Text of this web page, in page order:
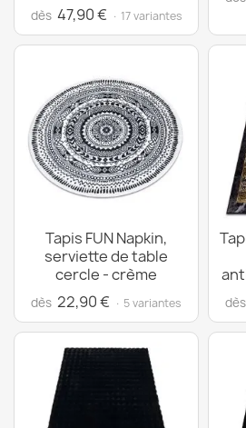
dès 47,90 € · 17 variantes
Tapis FUN Napkin,
serviette de table
cercle - crème
dès 22,90 € · 5 variantes dès